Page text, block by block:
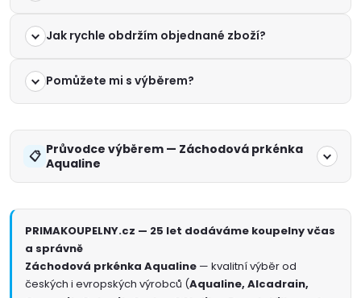
Jak rychle obdržím objednané zboží?
Pomůžete mi s výběrem?
Průvodce výběrem — Záchodová prkénka
Aqualine
PRIMAKOUPELNY.cz — 25 let dodáváme koupelny včas
a správně
Záchodová prkénka Aqualine — kvalitní výběr od
českých i evropských výrobců (Aqualine, Alcadrain,